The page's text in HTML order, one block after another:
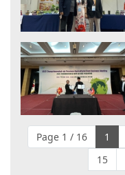
Page 1 / 16 1
15